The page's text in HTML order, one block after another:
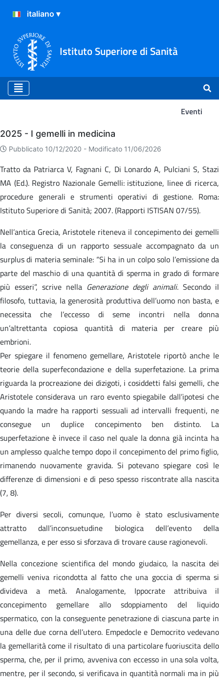
Istituto Superiore di Sanità
Eventi
Eventi
2025 - I gemelli in medicina
Pubblicato 10/12/2020 - Modificato 11/06/2026
Tratto da Patriarca V, Fagnani C, Di Lonardo A, Pulciani S, Stazi
MA (Ed.). Registro Nazionale Gemelli: istituzione, linee di ricerca,
procedure generali e strumenti operativi di gestione. Roma:
Istituto Superiore di Sanità; 2007. (Rapporti ISTISAN 07/55).​
Nell’antica Grecia, Aristotele riteneva il concepimento dei gemelli
la conseguenza di un rapporto sessuale accompagnato da un
surplus di materia seminale: “Si ha in un colpo solo l’emissione da
parte del maschio di una quantità di sperma in grado di formare
più esseri”, scrive nella Generazione degli animali. Secondo il
filosofo, tuttavia, la generosità produttiva dell’uomo non basta, e
necessita che l’eccesso di seme incontri nella donna
un’altrettanta copiosa quantità di materia per creare più
embrioni.
Per spiegare il fenomeno gemellare, Aristotele riportò anche le
teorie della superfecondazione e della superfetazione. La prima
riguarda la procreazione dei dizigoti, i cosiddetti falsi gemelli, che
Aristotele considerava un raro evento spiegabile dall’ipotesi che
quando la madre ha rapporti sessuali ad intervalli frequenti, ne
consegue un duplice concepimento ben distinto. La
superfetazione è invece il caso nel quale la donna già incinta ha
un amplesso qualche tempo dopo il concepimento del primo figlio,
rimanendo nuovamente gravida. Si potevano spiegare così le
differenze di dimensioni e di peso spesso riscontrate alla nascita
(7, 8).
Per diversi secoli, comunque, l’uomo è stato esclusivamente
attratto dall’inconsuetudine biologica dell’evento della
gemellanza, e per esso si sforzava di trovare cause ragionevoli.
Nella concezione scientifica del mondo giudaico, la nascita dei
gemelli veniva ricondotta al fatto che una goccia di sperma si
divideva a metà. Analogamente, Ippocrate attribuiva il
concepimento gemellare allo sdoppiamento del liquido
spermatico, con la conseguente penetrazione di ciascuna parte in
una delle due corna dell’utero. Empedocle e Democrito vedevano
la gemellarità come il risultato di una particolare fuoriuscita dello
sperma, che, per il primo, avveniva con eccesso in una sola volta,
mentre, per il secondo, si verificava in quantità normali ma in più